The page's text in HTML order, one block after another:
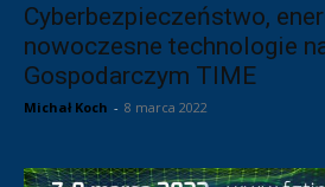
Cyberbezpieczeństwo,
nowoczesne technologie
Gospodarczym TIME
Michał Koch - 8 marca 2022